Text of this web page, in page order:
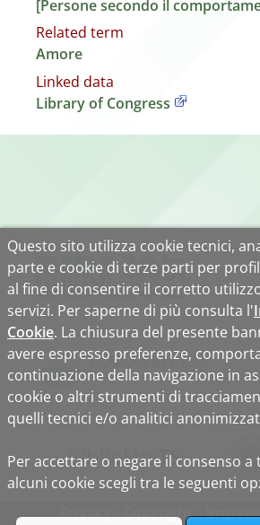
[Persone secondo il
Related term
Amore
Linked data
Library of Congress
BiblioUniTS
Privacy Copyright
Questo sito utilizza cookie tecnici,
parte e cookie di terze parti per
al fine di consentire il corretto
servizi. Per saperne di più consulta l'
Cookie. La chiusura del presente
avere espresso preferenze,
continuazione della navigazione in
cookie o altri strumenti di
quelli tecnici e/o analitici
Per accettare o negare il consenso a
alcuni cookie scegli tra le seguenti